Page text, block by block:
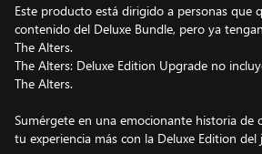
Este producto está dirigido a personas que
contenido del Deluxe Bundle, pero ya
The Alters.
The Alters: Deluxe Edition Upgrade no
The Alters.
Sumérgete en una emocionante historia de
tu experiencia más con la Deluxe Edition del